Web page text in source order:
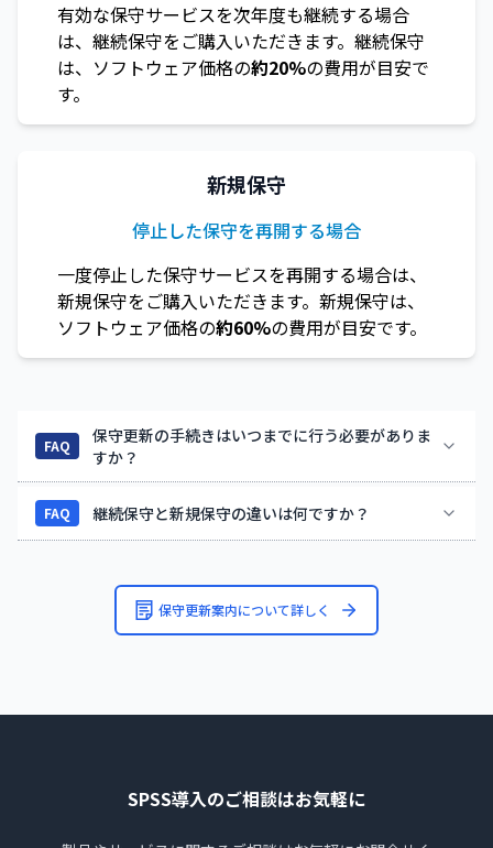
有効な保守サービスを次年度も継続する場合
は、継続保守をご購入いただきます。継続保守
は、ソフトウェア価格の約20%の費用が目安で
す。
新規保守
停止した保守を再開する場合
一度停止した保守サービスを再開する場合は、
新規保守をご購入いただきます。新規保守は、
ソフトウェア価格の約60%の費用が目安です。
FAQ
保守更新の手続きはいつまでに行う必要がありま
すか？
FAQ 継続保守と新規保守の違いは何ですか？
保守更新案内について詳しく
SPSS導入のご相談はお気軽に